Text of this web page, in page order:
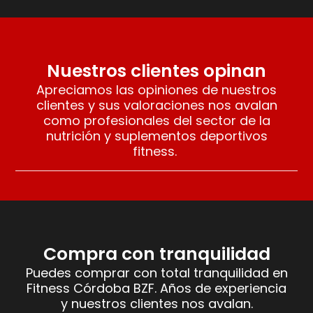
Nuestros clientes opinan
Apreciamos las opiniones de nuestros
clientes y sus valoraciones nos avalan
como profesionales del sector de la
nutrición y suplementos deportivos
fitness.
Compra con tranquilidad
Puedes comprar con total tranquilidad en
Fitness Córdoba BZF. Años de experiencia
y nuestros clientes nos avalan.